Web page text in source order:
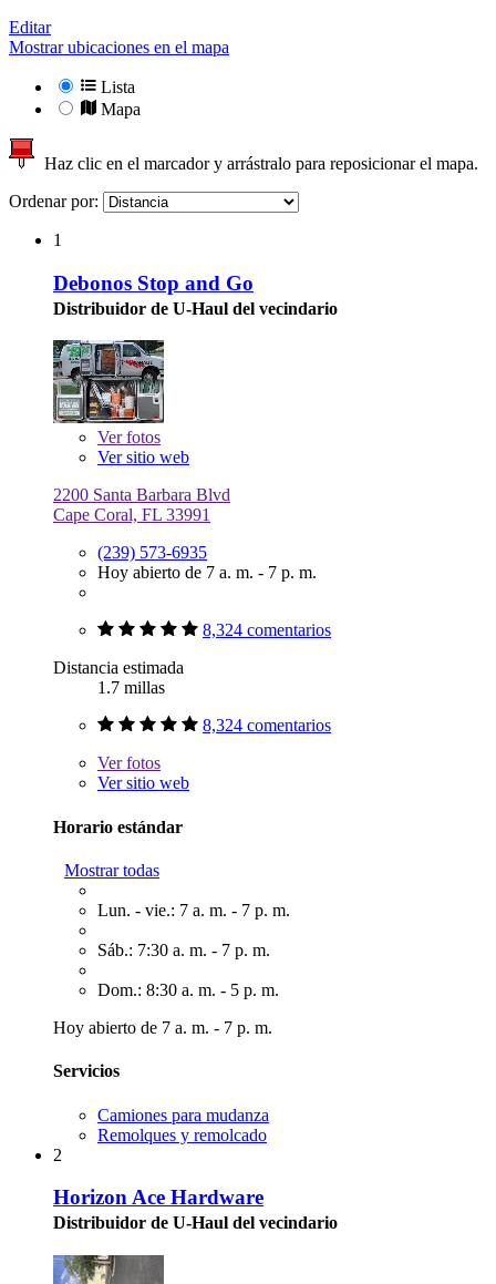
Editar
Mostrar ubicaciones en el mapa
Lista
Mapa
Haz clic en el marcador y arrástralo para reposicionar el mapa.
Ordenar por:
1
Debonos Stop and Go
Distribuidor de U-Haul del vecindario
Verfotos
Ver sitio web
2200 Santa Barbara Blvd
Cape Coral, FL 33991
(239) 573-6935
Hoy abierto de 7 a. m. - 7 p. m.
8,324 comentarios
Distancia estimada
1.7 millas
8,324 comentarios
Verfotos
Ver sitio web
Horario estándar
Mostrar todas
Lun. - vie.: 7 a. m. - 7 p. m.
Sáb.: 7:30 a. m. - 7 p. m.
Dom.: 8:30 a. m. - 5 p. m.
Hoy abierto de 7 a. m. - 7 p. m.
Servicios
Camiones para mudanza
Remolques y remolcado
2
Horizon Ace Hardware
Distribuidor de U-Haul del vecindario